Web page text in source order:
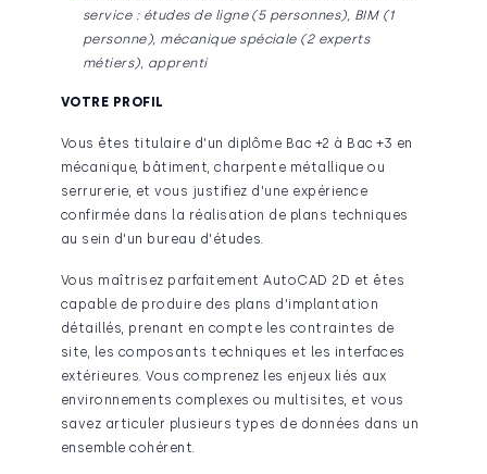
service : études de ligne (5 personnes), BIM (1
personne), mécanique spéciale (2 experts
métiers), apprenti
VOTRE PROFIL
Vous êtes titulaire d'un diplôme Bac +2 à Bac +3 en
mécanique, bâtiment, charpente métallique ou
serrurerie, et vous justifiez d'une expérience
confirmée dans la réalisation de plans techniques
au sein d'un bureau d'études.
Vous maîtrisez parfaitement AutoCAD 2D et êtes
capable de produire des plans d'implantation
détaillés, prenant en compte les contraintes de
site, les composants techniques et les interfaces
extérieures. Vous comprenez les enjeux liés aux
environnements complexes ou multisites, et vous
savez articuler plusieurs types de données dans un
ensemble cohérent.